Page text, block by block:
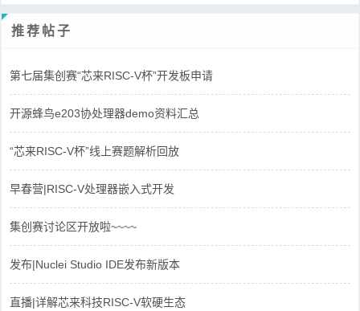
推荐帖子
第七届集创赛“芯来RISC-V杯”开发板申请
开源蜂鸟e203协处理器demo资料汇总
“芯来RISC-V杯”线上赛题解析回放
早春营|RISC-V处理器嵌入式开发
集创赛讨论区开放啦~~~~
发布|Nuclei Studio IDE发布新版本
直播|详解芯来科技RISC-V软硬生态